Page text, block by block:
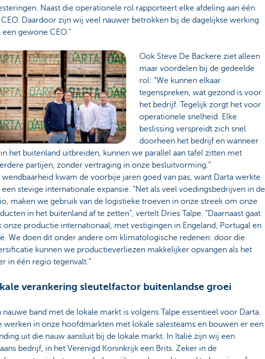
Naast die operationele rol rapporteert elke afdeling aan één
Daardoor zijn wij veel nauwer betrokken bij de dagelijkse werking
een gewone CEO.”
Ook Steve De Backere ziet alleen
maar voordelen bij de gedeelde
rol: “We kunnen elkaar
tegenspreken, wat gezond is voor
het bedrijf. Tegelijk zorgt het voor
operationele snelheid. Elke
beslissing verspreidt zich snel
doorheen het bedrijf en wanneer
het buitenland uitbreiden, kunnen we parallel aan tafel zitten met
partijen, zonder vertraging in onze besluitvorming.”
wendbaarheid kwam de voorbije jaren goed van pas, want Darta werkte
een stevige internationale expansie. “Net als veel voedingsbedrijven in de
maken we gebruik van de logistieke troeven in onze streek om onze
in het buitenland af te zetten”, vertelt Dries Talpe. “Daarnaast gaat
onze productie internationaal, met vestigingen in Engeland, Portugal en
We doen dit onder andere om klimatologische redenen: door die
kunnen we productieverliezen makkelijker opvangen als het
in één regio tegenvalt.”
verankering sleutelfactor buitenlandse groei
nauwe band met de lokale markt is volgens Talpe essentieel voor Darta.
werken in onze hoofdmarkten met lokale salesteams en bouwen er een
uit die nauw aansluit bij de lokale markt. In Italië zijn wij een
bedrijf, in het Verenigd Koninkrijk een Brits. Zeker in de